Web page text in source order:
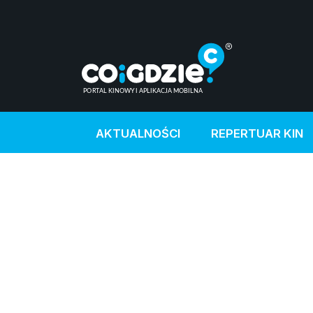
AKTUALNOŚCI REPERTUAR KIN